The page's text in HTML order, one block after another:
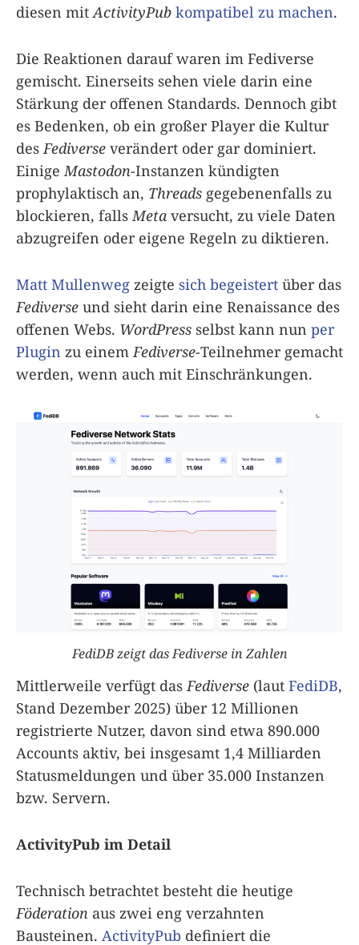
diesen mit ActivityPub kompatibel zu machen.
Die Reaktionen darauf waren im Fediverse
gemischt. Einerseits sehen viele darin eine
Stärkung der offenen Standards. Dennoch gibt
es Bedenken, ob ein großer Player die Kultur
des Fediverse verändert oder gar dominiert.
Einige Mastodon-Instanzen kündigten
prophylaktisch an, Threads gegebenenfalls zu
blockieren, falls Meta versucht, zu viele Daten
abzugreifen oder eigene Regeln zu diktieren.
Matt Mullenweg zeigte sich begeistert über das
Fediverse und sieht darin eine Renaissance des
offenen Webs. WordPress selbst kann nun per
Plugin zu einem Fediverse-Teilnehmer gemacht
werden, wenn auch mit Einschränkungen.
FediDB zeigt das Fediverse in Zahlen
Mittlerweile verfügt das Fediverse (laut FediDB,
Stand Dezember 2025) über 12 Millionen
registrierte Nutzer, davon sind etwa 890.000
Accounts aktiv, bei insgesamt 1,4 Milliarden
Statusmeldungen und über 35.000 Instanzen
bzw. Servern.
ActivityPub im Detail
Technisch betrachtet besteht die heutige
Föderation aus zwei eng verzahnten
Bausteinen. ActivityPub definiert die